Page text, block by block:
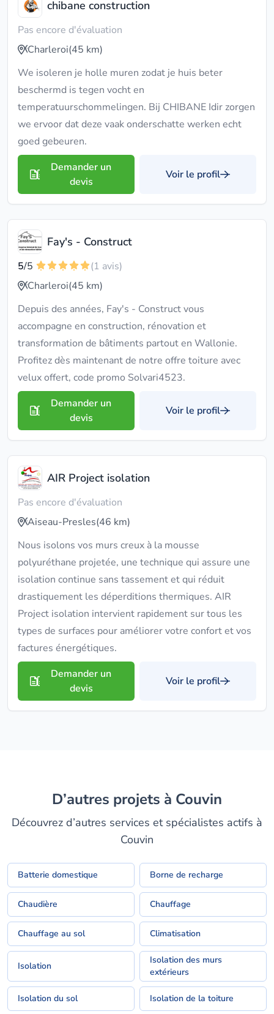
chibane construction
Pas encore d'évaluation
Charleroi(45 km)
We isoleren je holle muren zodat je huis beter
beschermd is tegen vocht en
temperatuurschommelingen. Bij CHIBANE Idir zorgen
we ervoor dat deze vaak onderschatte werken echt
goed gebeuren.
Demander un
devis
Voir le profil
Fay's - Construct
5/5
(1 avis)
Charleroi(45 km)
Depuis des années, Fay's - Construct vous
accompagne en construction, rénovation et
transformation de bâtiments partout en Wallonie.
Profitez dès maintenant de notre offre toiture avec
velux offert, code promo Solvari4523.
Demander un
devis
Voir le profil
AIR Project isolation
Pas encore d'évaluation
Aiseau-Presles(46 km)
Nous isolons vos murs creux à la mousse
polyuréthane projetée, une technique qui assure une
isolation continue sans tassement et qui réduit
drastiquement les déperditions thermiques. AIR
Project isolation intervient rapidement sur tous les
types de surfaces pour améliorer votre confort et vos
factures énergétiques.
Demander un
devis
Voir le profil
D’autres projets à Couvin
Découvrez d’autres services et spécialistes actifs à
Couvin
Batterie domestique Borne de recharge
Chaudière Chauffage
Chauffage au sol Climatisation
Isolation
Isolation des murs
extérieurs
Isolation du sol Isolation de la toiture